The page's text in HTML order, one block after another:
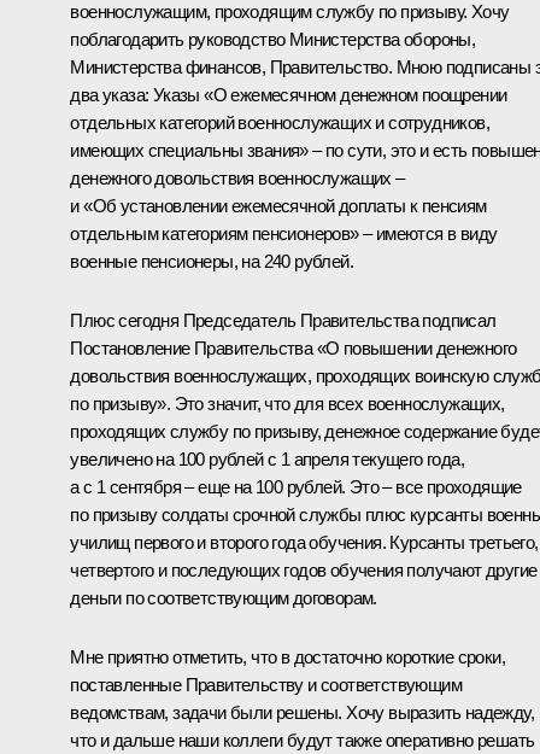
военнослужащим, проходящим службу по призыву. Хочу
поблагодарить руководство Министерства обороны,
Министерства финансов, Правительство. Мною подписаны
два указа: Указы «О ежемесячном денежном поощрении
отдельных категорий военнослужащих и сотрудников,
имеющих специальны звания» – по сути, это и есть
денежного довольствия военнослужащих –
и «Об установлении ежемесячной доплаты к пенсиям
отдельным категориям пенсионеров» – имеются в виду
военные пенсионеры, на 240 рублей.
Плюс сегодня Председатель Правительства подписал
Постановление Правительства «О повышении денежного
довольствия военнослужащих, проходящих воинскую
по призыву». Это значит, что для всех военнослужащих,
проходящих службу по призыву, денежное содержание
увеличено на 100 рублей с 1 апреля текущего года,
а с 1 сентября – еще на 100 рублей. Это – все проходящие
по призыву солдаты срочной службы плюс курсанты
училищ первого и второго года обучения. Курсанты третьего,
четвертого и последующих годов обучения получают другие
деньги по соответствующим договорам.
Мне приятно отметить, что в достаточно короткие сроки,
поставленные Правительству и соответствующим
ведомствам, задачи были решены. Хочу выразить надежду,
что и дальше наши коллеги будут также оперативно решать